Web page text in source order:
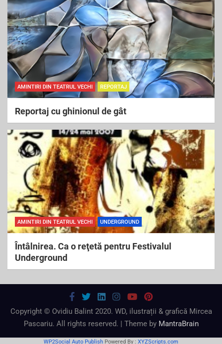
AMINTIRI DIN TEATRUL VECHI REPORTAJ
Reportaj cu ghinionul de gât
AMINTIRI DIN TEATRUL VECHI UNDERGROUND
Întâlnirea. Ca o reţetă pentru Festivalul
Underground
Copyright © Ovidiu Balint 2020. WD, ilustrații & grafică Mircea
Pascariu. All rights reserved. | Theme by MantraBrain
WP2Social Auto Publish Powered By : XYZScripts.com